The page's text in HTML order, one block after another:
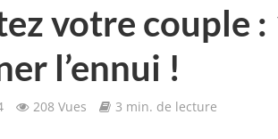
votre couple
l’ennui !
208 Vues 3 min. de lecture